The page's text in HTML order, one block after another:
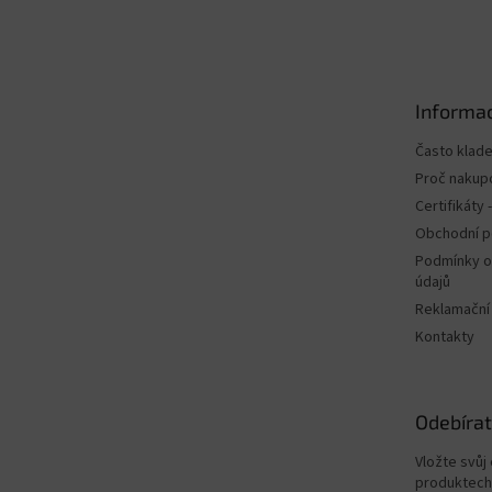
Často
Proč
Certifikáty
Obchodní
Podmínky
údajů
Kontakty
Vložte svůj